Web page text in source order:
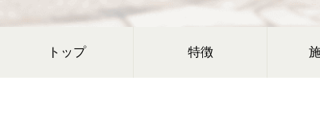
トップ 特徴